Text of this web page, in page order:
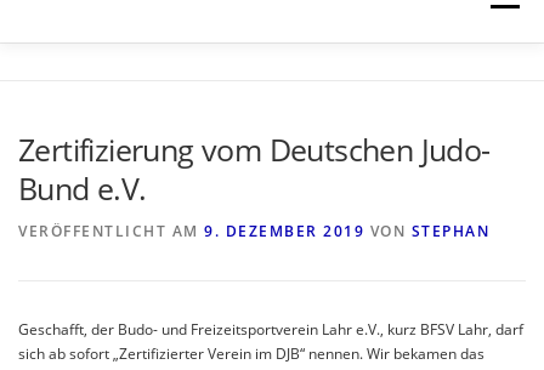
ANGEBOTE & KURSE
Zertifizierung vom Deutschen Judo-
Bund e.V.
VERÖFFENTLICHT AM 9. DEZEMBER 2019 VON STEPHAN
Geschafft, der Budo- und Freizeitsportverein Lahr e.V., kurz BFSV Lahr, darf
sich ab sofort „Zertifizierter Verein im DJB“ nennen. Wir bekamen das